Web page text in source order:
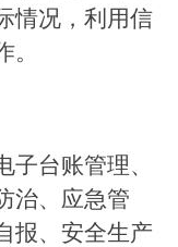
情况，利用信
台账管理、
治、应急管
报、安全生产